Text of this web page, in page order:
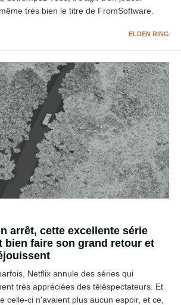
très bien le titre de FromSoftware.
ELDEN RING
arrêt, cette excellente série
bien faire son grand retour et
Netflix annule des séries qui
très appréciées des téléspectateurs. Et
celle-ci n'avaient plus aucun espoir, et ce,